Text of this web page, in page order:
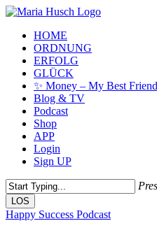
Skip
main
content
Menu
HOME
ORDNUNG
ERFOLG
GLÜCK
✨ Money – My Best
Blog & TV
Podcast
Shop
APP
Login
Sign UP
LOS
Close
Happy Success Podcast